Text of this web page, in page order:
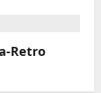
Retro